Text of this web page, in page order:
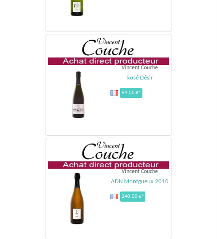
Vincent Couche
Rosé Désir
54,00 €*
Vincent Couche
ADN Montgueux 2010
240,00 €*